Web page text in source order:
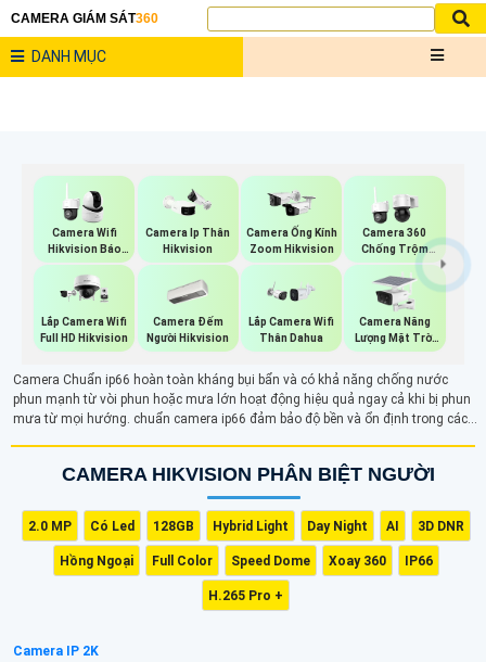
CAMERA GIÁM SÁT360
DANH MỤC
Camera Wifi
Hikvision Báo
Động
Camera Ip Thân
Hikvision
Camera Ống Kính
Zoom Hikvision
Camera 360
Chống Trộm
Hikvision
Lắp Camera Wifi
Full HD Hikvision
Camera Đếm
Người Hikvision
Lắp Camera Wifi
Thân Dahua
Camera Năng
Lượng Mặt Trời
Dahua
Camera Chuẩn ip66 hoàn toàn kháng bụi bẩn và có khả năng chống nước
phun mạnh từ vòi phun hoặc mưa lớn hoạt động hiệu quả ngay cả khi bị phun
mưa từ mọi hướng. chuẩn camera ip66 đảm bảo độ bền và ổn định trong các
CAMERA HIKVISION PHÂN BIỆT NGƯỜI
2.0 MP Có Led 128GB Hybrid Light Day Night AI 3D DNR
Hồng Ngoại Full Color Speed Dome Xoay 360 IP66
H.265 Pro +
Camera IP 2K